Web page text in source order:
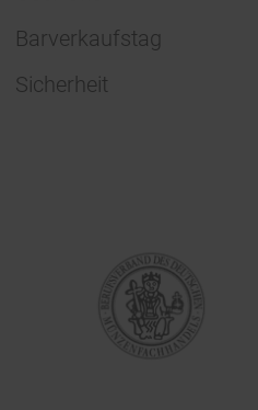
Barverkaufstag
Sicherheit